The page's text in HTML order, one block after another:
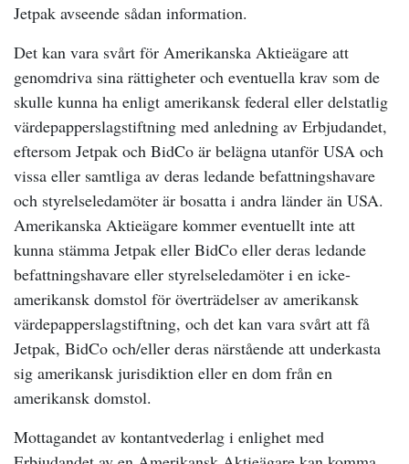
Jetpak avseende sådan information.
Det kan vara svårt för Amerikanska Aktieägare att
genomdriva sina rättigheter och eventuella krav som de
skulle kunna ha enligt amerikansk federal eller delstatlig
värdepapperslagstiftning med anledning av Erbjudandet,
eftersom Jetpak och BidCo är belägna utanför USA och
vissa eller samtliga av deras ledande befattningshavare
och styrelseledamöter är bosatta i andra länder än USA.
Amerikanska Aktieägare kommer eventuellt inte att
kunna stämma Jetpak eller BidCo eller deras ledande
befattningshavare eller styrelseledamöter i en icke-
amerikansk domstol för överträdelser av amerikansk
värdepapperslagstiftning, och det kan vara svårt att få
Jetpak, BidCo och/eller deras närstående att underkasta
sig amerikansk jurisdiktion eller en dom från en
amerikansk domstol.
Mottagandet av kontantvederlag i enlighet med